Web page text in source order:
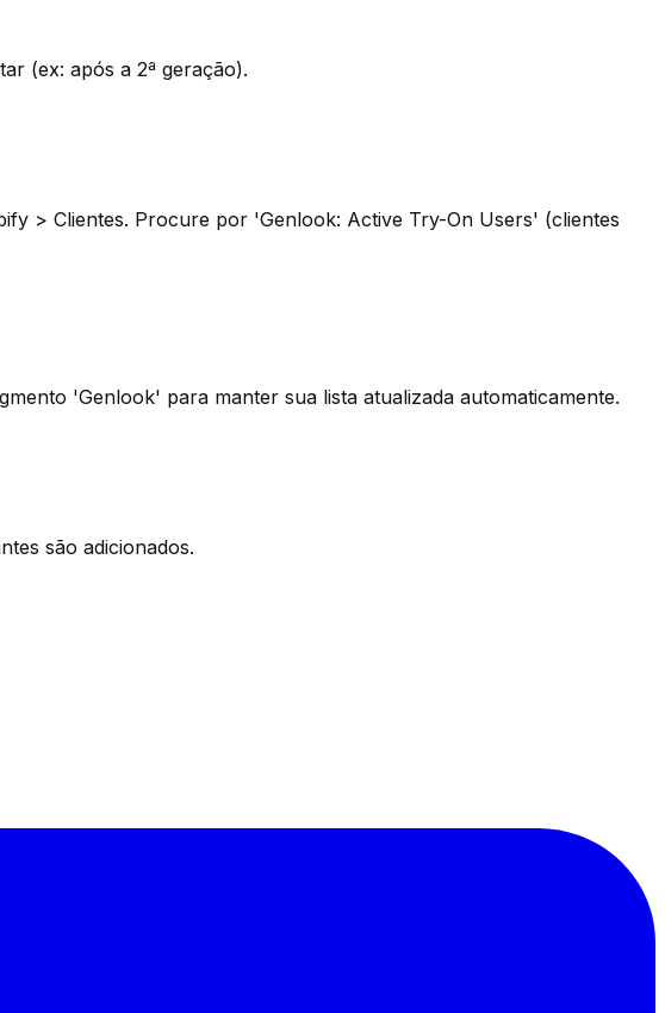
(ex: após a 2ª geração).
> Clientes. Procure por 'Genlook: Active Try-On Users' (clientes
'Genlook' para manter sua lista atualizada automaticamente.
são adicionados.